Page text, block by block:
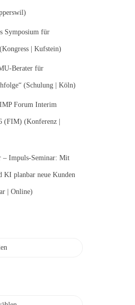
Symposium für
| Kufstein)
Berater für
(Schulung | Köln)
Forum Interim
(FIM) (Konferenz |
– Impuls-Seminar: Mit
KI planbar neue Kunden
| Online)